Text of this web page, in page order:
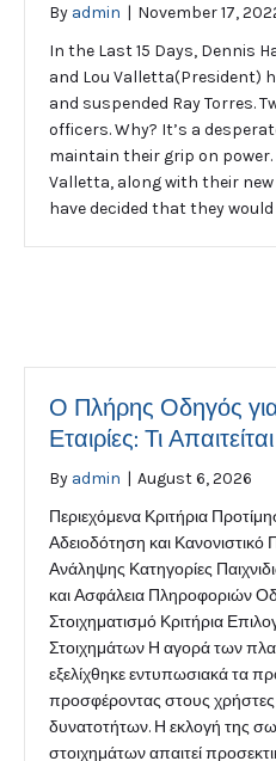
By admin | November 17,
In the Last 15 Days, Dennis
and Lou Valletta(President)
and suspended Ray Torres.
officers. Why? It’s a
maintain their grip on power.
Valletta, along with their
have decided that they would
Ο Πλήρης Οδηγός για
Εταιρίες: Τι
By admin | August 6, 2026
Περιεχόμενα Κριτήρια
Αδειοδότηση και
Ανάληψης Κατηγορίες
και Ασφάλεια Πληροφοριών
Στοιχηματισμό Κριτήρια
Στοιχημάτων Η αγορά των
εξελίχθηκε εντυπωσιακά τα
προσφέροντας στους χρήστες
δυνατοτήτων. Η εκλογή της
στοιχημάτων απαιτεί